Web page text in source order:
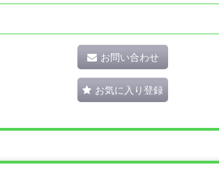
お問い合わせ
お気に入り登録